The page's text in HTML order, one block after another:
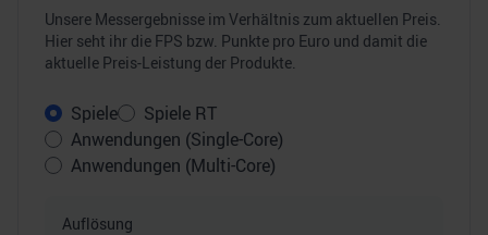
Unsere Messergebnisse im Verhältnis zum aktuellen Preis.
Hier seht ihr die FPS bzw. Punkte pro Euro und damit die
aktuelle Preis-Leistung der Produkte.
Spiele
Spiele RT
Anwendungen (Single-Core)
Anwendungen (Multi-Core)
Auflösung